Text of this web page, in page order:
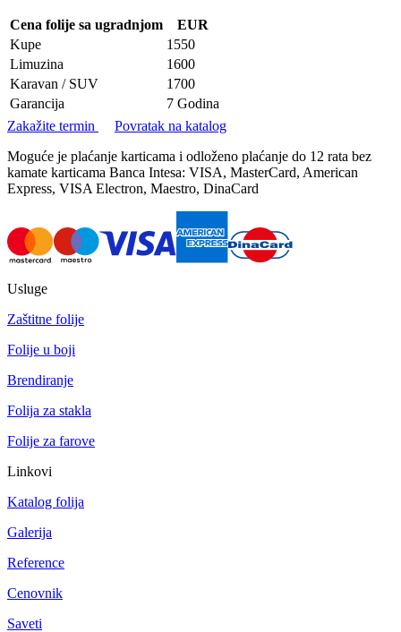
Cena folije sa ugradnjom
EUR
Kupe
1550
Limuzina
1600
Karavan / SUV
1700
Garancija
7 Godina
Zakažite termin
Povratak na katalog
Moguće je plaćanje karticama i odloženo plaćanje do 12 rata bez
kamate karticama Banca Intesa: VISA, MasterCard, American
Express, VISA Electron, Maestro, DinaCard
Usluge
Zaštitne folije
Folije u boji
Brendiranje
Folija za stakla
Folije za farove
Linkovi
Katalog folija
Galerija
Reference
Cenovnik
Saveti